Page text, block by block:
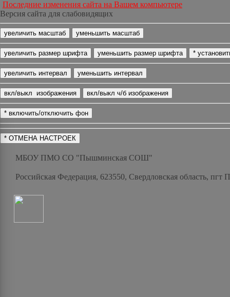
Последние изменения сайта на Вашем компьютере
Версия сайта для слабовидящих
МБОУ ПМО СО "Пышминская СОШ"
Российская Федерация, 623550, Свердловская область,